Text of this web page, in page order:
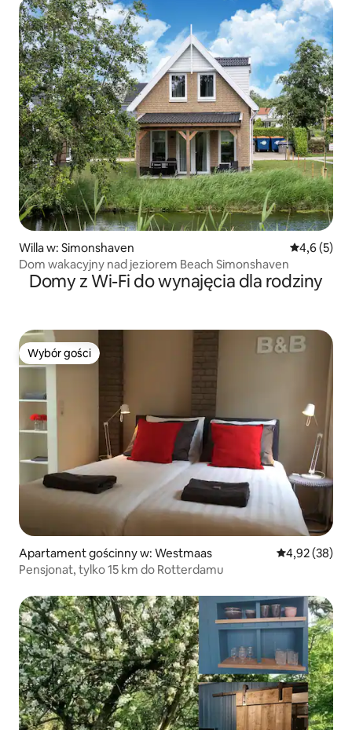
Willa w: Simonshaven Średnia
4,6 (5)
Dom wakacyjny nad jeziorem Beach Simonshaven
Domy z Wi-Fi do wynajęcia dla rodziny
Wybór gości
Wybór gości
Apartament gościnny w: Westmaas Średnia
4,92 (38)
Pensjonat, tylko 15 km do Rotterdamu